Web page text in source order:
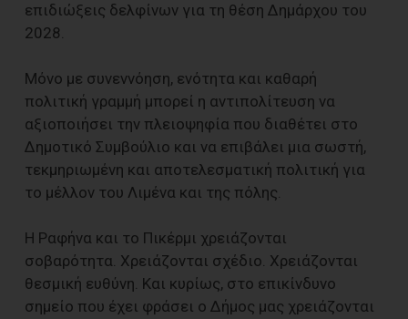
επιδιώξεις δελφίνων για τη θέση Δημάρχου του
2028.
Μόνο με συνεννόηση, ενότητα και καθαρή
πολιτική γραμμή μπορεί η αντιπολίτευση να
αξιοποιήσει την πλειοψηφία που διαθέτει στο
Δημοτικό Συμβούλιο και να επιβάλει μια σωστή,
τεκμηριωμένη και αποτελεσματική πολιτική για
το μέλλον του Λιμένα και της πόλης.
Η Ραφήνα και το Πικέρμι χρειάζονται
σοβαρότητα. Χρειάζονται σχέδιο. Χρειάζονται
θεσμική ευθύνη. Και κυρίως, στο επικίνδυνο
σημείο που έχει φράσει ο Δήμος μας χρειάζονται